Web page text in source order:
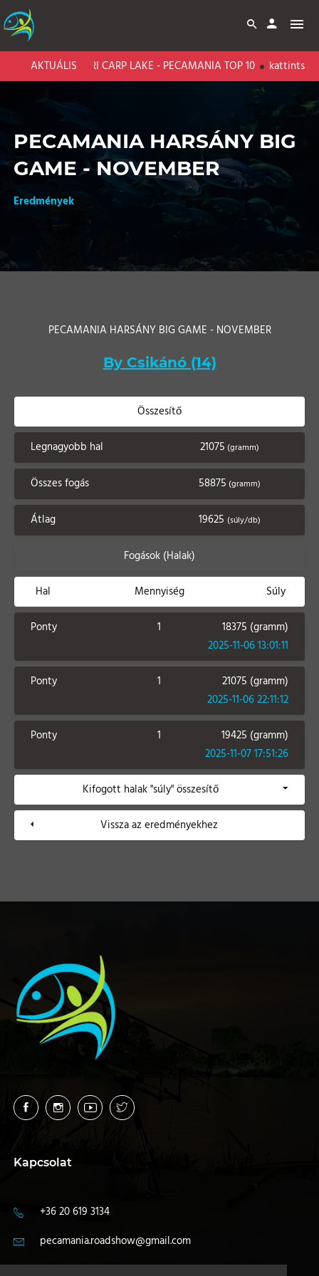
AKTUÁLISBARI CARP LAKE - PECAMANIA TOP 10 kattints az
PECAMANIA HARSÁNY BIG
GAME - NOVEMBER
Eredmények
PECAMANIA HARSÁNY BIG GAME - NOVEMBER
By Csikánó (14)
Összesítő
Legnagyobb hal 21075 (gramm)
Összes fogás 58875 (gramm)
Átlag 19625 (súly/db)
Fogások (Halak)
Hal Mennyiség Súly
Ponty 1
18375 (gramm)
2025-11-06 13:01:11
Ponty 1
21075 (gramm)
2025-11-06 22:11:12
Ponty 1
19425 (gramm)
2025-11-07 17:51:26
Kifogott halak "súly" összesítő
Vissza az eredményekhez
Kapcsolat
+36 20 619 3134
pecamania.roadshow@gmail.com
4400 Nyíregyháza